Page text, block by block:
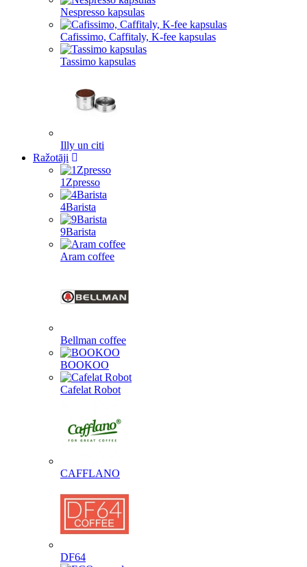
Nespresso kapsulas
Cafissimo, Caffitaly, K-fee kapsulas
Tassimo kapsulas
Illy un citi
Ražotāji
1Zpresso
4Barista
9Barista
Aram coffee
Bellman coffee
BOOKOO
Cafelat Robot
CAFFLANO
DF64